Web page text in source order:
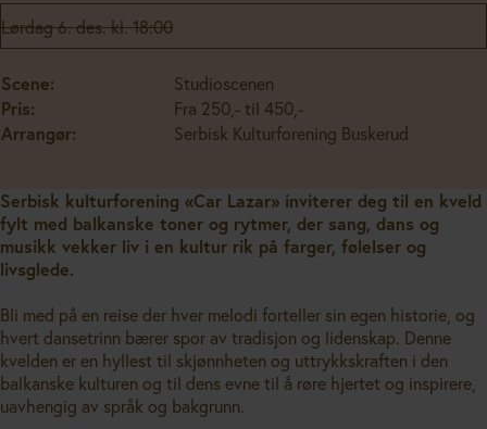
Lørdag 6. des. kl. 18:00
Scene:
Studioscenen
Pris:
Fra 250,- til 450,-
Arrangør:
Serbisk Kulturforening Buskerud
Serbisk kulturforening «Car Lazar» inviterer deg til en kveld
fylt med balkanske toner og rytmer, der sang, dans og
musikk vekker liv i en kultur rik på farger, følelser og
livsglede.
Bli med på en reise der hver melodi forteller sin egen historie, og
hvert dansetrinn bærer spor av tradisjon og lidenskap. Denne
kvelden er en hyllest til skjønnheten og uttrykkskraften i den
balkanske kulturen og til dens evne til å røre hjertet og inspirere,
uavhengig av språk og bakgrunn.